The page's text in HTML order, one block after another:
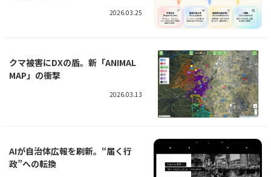
2026.03.25
クマ被害にDXの盾。新「ANIMAL
MAP」の衝撃
2026.03.13
AIが自治体広報を刷新。“届く行
政”への転換